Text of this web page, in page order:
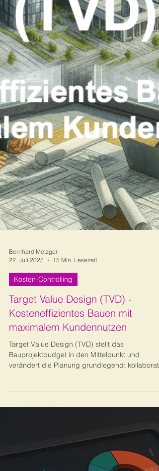
Bernhard Metzger
22. Juli 2025
15 Min. Lesezeit
Kosten-Controlling
Target Value Design (TVD) -
Target Value Design (TVD) stellt das
Bauprojektbudget in den Mittelpunkt und
verändert die Planung grundlegend:
wertorientiert und effizient. Erfahre, wie TVD dein